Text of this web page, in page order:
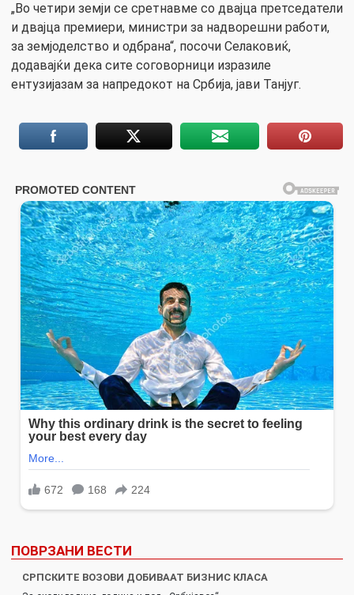
„Во четири земји се сретнавме со двајца претседатели
и двајца премиери, министри за надворешни работи,
за земјоделство и одбрана“, посочи Селаковиќ,
додавајќи дека сите соговорници изразиле
ентузијазам за напредокот на Србија, јави Танјуг.
ПОВРЗАНИ ВЕСТИ
СРПСКИТЕ ВОЗОВИ ДОБИВААТ БИЗНИС КЛАСА